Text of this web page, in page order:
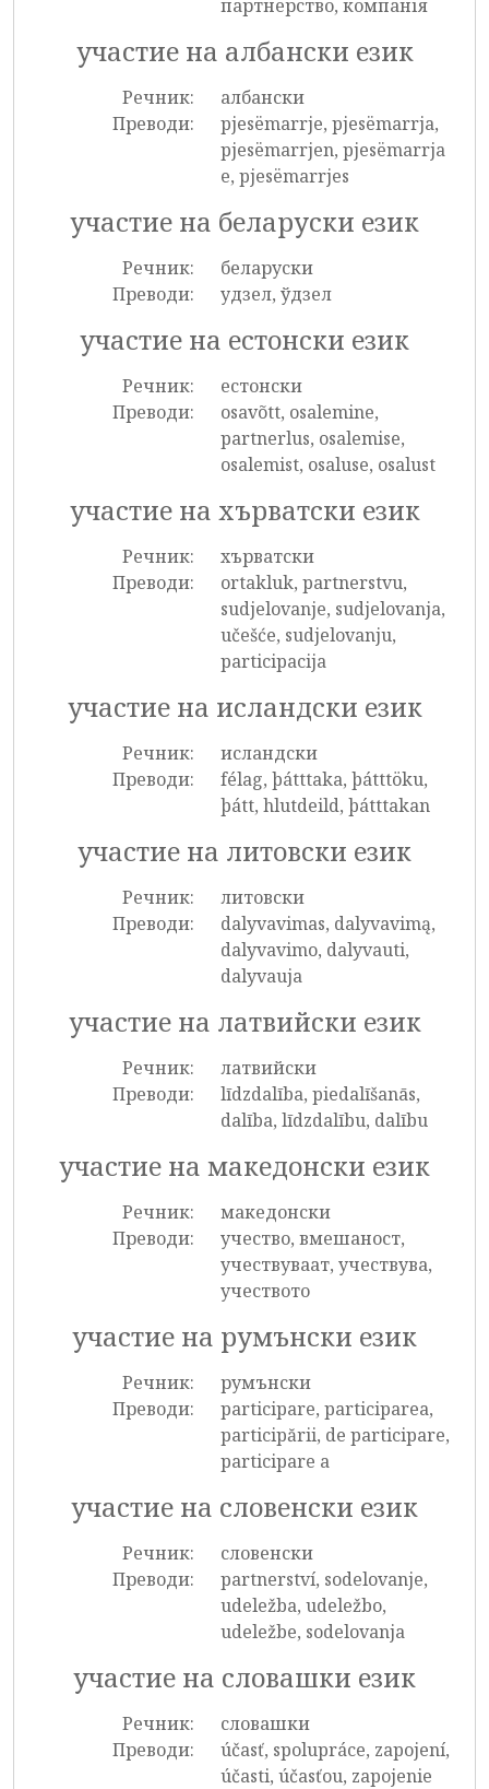
партнерство, компанія
участие на албански език
Речник:
албански
Преводи:
pjesëmarrje, pjesëmarrja,
pjesëmarrjen, pjesëmarrja
e, pjesëmarrjes
участие на беларуски език
Речник:
беларуски
Преводи:
удзел, ўдзел
участие на естонски език
Речник:
естонски
Преводи:
osavõtt, osalemine,
partnerlus, osalemise,
osalemist, osaluse, osalust
участие на хърватски език
Речник:
хърватски
Преводи:
ortakluk, partnerstvu,
sudjelovanje, sudjelovanja,
učešće, sudjelovanju,
participacija
участие на исландски език
Речник:
исландски
Преводи:
félag, þátttaka, þátttöku,
þátt, hlutdeild, þátttakan
участие на литовски език
Речник:
литовски
Преводи:
dalyvavimas, dalyvavimą,
dalyvavimo, dalyvauti,
dalyvauja
участие на латвийски език
Речник:
латвийски
Преводи:
līdzdalība, piedalīšanās,
dalība, līdzdalību, dalību
участие на македонски език
Речник:
македонски
Преводи:
учество, вмешаност,
учествуваат, учествува,
учеството
участие на румънски език
Речник:
румънски
Преводи:
participare, participarea,
participării, de participare,
participare a
участие на словенски език
Речник:
словенски
Преводи:
partnerství, sodelovanje,
udeležba, udeležbo,
udeležbe, sodelovanja
участие на словашки език
Речник:
словашки
Преводи:
účasť, spolupráce, zapojení,
účasti, účasťou, zapojenie